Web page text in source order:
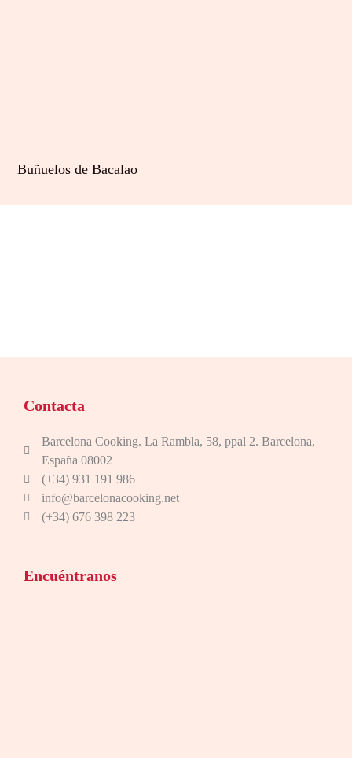
Buñuelos de Bacalao
Contacta
Barcelona Cooking. La Rambla, 58, ppal 2. Barcelona,
España 08002
(+34) 931 191 986
info@barcelonacooking.net
(+34) 676 398 223
Encuéntranos